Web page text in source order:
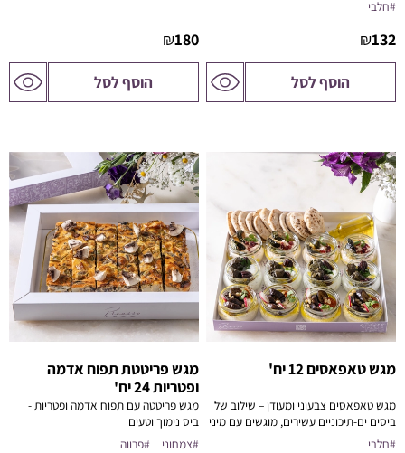
קבלות פנים, פגישות עסקיות או הרמות
כוסית.
#חלבי
132
₪
הוסף לסל לדף
המוצר
180
₪
הוסף לסל לדף
המוצר
מגש טאפאסים 12 יח'
מגש טאפאסים צבעוני ומעודן – שילוב של
ביסים ים-תיכוניים עשירים, מוגשים עם מיני
פיתות ושמן זית.
#חלבי
מגש פריטטת תפוח אדמה
ופטריות 24 יח'
מגש פריטטה עם תפוח אדמה ופטריות -
ביס נימוך וטעים
#צמחוני
#פרווה